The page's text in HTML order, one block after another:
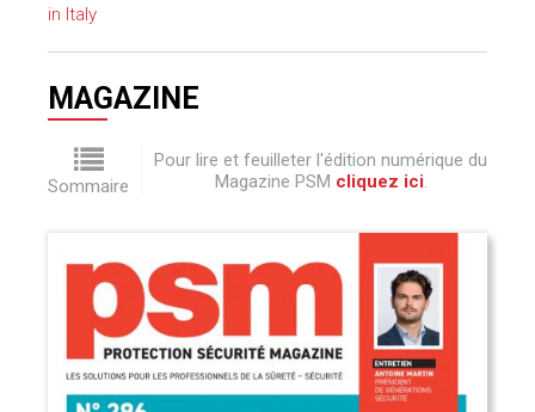
in Italy
MAGAZINE
Sommaire
Pour lire et feuilleter l'édition numérique du
Magazine PSM cliquez ici.